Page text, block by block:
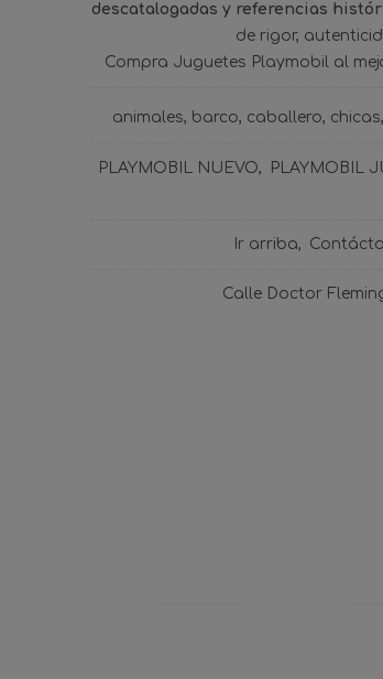
descatalogadas y referencias
de rigor,
Compra Juguetes Playmobil al
animales barco caballero chicas
PLAYMOBIL NUEVO PLAYMOBIL
Ir arriba
Calle Doctor